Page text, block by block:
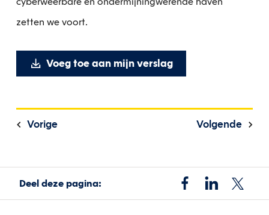
zetten we voort.
Voeg toe aan mijn verslag
Vorige Volgende
Deel deze pagina: